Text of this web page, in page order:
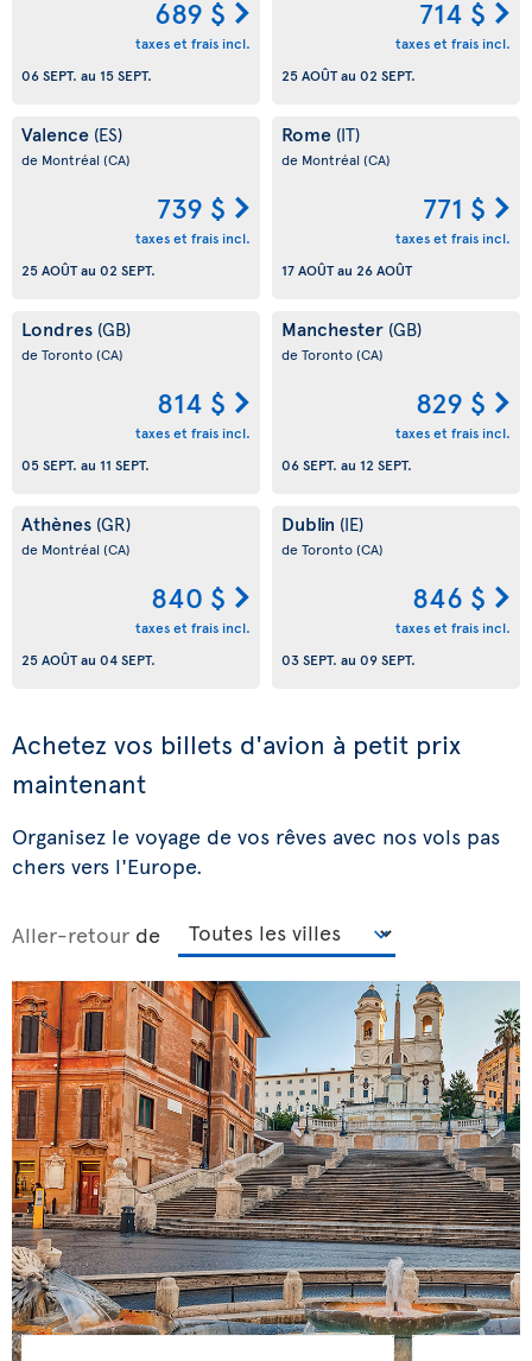
689 $
taxes et frais incl.
06 SEPT. au 15 SEPT.
714 $
taxes et frais incl.
25 AOÛTau 02 SEPT.
Valence (ES)
de Montréal (CA)
739 $
taxes et frais incl.
25 AOÛTau 02 SEPT.
Rome (IT)
de Montréal (CA)
771 $
taxes et frais incl.
17 AOÛTau 26 AOÛT
Londres (GB)
de Toronto(CA)
814 $
taxes et frais incl.
05 SEPT. au 11 SEPT.
Manchester (GB)
de Toronto(CA)
829 $
taxes et frais incl.
06 SEPT. au 12 SEPT.
Athènes (GR)
de Montréal (CA)
840 $
taxes et frais incl.
25 AOÛTau 04 SEPT.
Dublin (IE)
de Toronto(CA)
846 $
taxes et frais incl.
03 SEPT. au 09 SEPT.
Achetez vos billets d'avion à petit prix
maintenant
Organisez le voyage de vos rêves avec nos vols pas
chers vers l'Europe.
Aller-retour de